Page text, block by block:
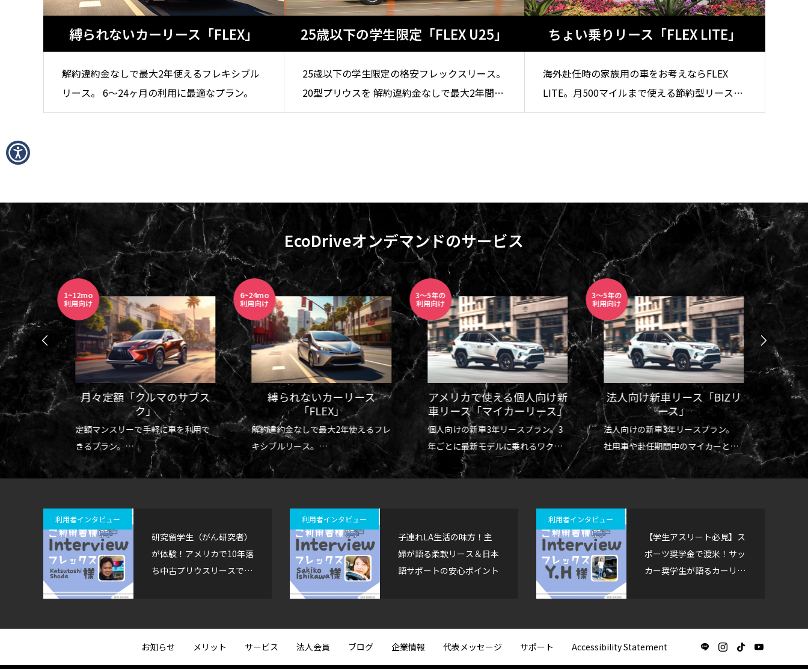
米国起業の失敗談｜プリウス30台の貸
し出しで5万ドル損失、得た3つの教訓
アメリカ起業の失敗談｜在庫70台を救
うはずだった車の貸し出しの誤算
アメリカで起業するとき借金は必要？
SBA融資と良い借入の判断基準
中古プリウスは何万キロまで大丈夫？
30万マイル・48万km走った実例と寿命
の考え方
日清カップヌードルはなぜ世界で売れる
のか｜アラスカで見た日清食品の世界展
開のすごさ
2026.06.30
アラスカのオーロラツアー体験記: −15℃
の雪山で食べた日本食 日清カップヌー
ドルに感動した理由
2026.06.20
アメリカの寿司ビジネス最前線｜高級寿
司と回転寿司の間を取る？寿司ロボット
×急速冷凍で”安くてうまい寿司屋”へ
2026.02.28
海外から見る東京の魅力と日本人の国民
性: 清潔・安全・利便性の理由
2026.01.30
ソルバング（Solvang）観光｜アンデル
セン博物館の見どころとは？
2026.07.28
【Oceanside観光】オーシャンサイド
Harbor Fish and Chipsへ｜港で食べる
王道フィッシュ＆チップス
2026.07.20
【サンディエゴ観光】バルボアパーク
(Balboa Park)完全ガイド｜見どころ・
博物館・日本庭園・モデルコース
2026.07.12
サンタモニカ観光モデルコース｜朝は
Espresso Cieloから ラテ・朝食・ビー
チ＆ピア散歩ガイド
2026.07.04
縛られないカーリース「FLEX」
解約違約金なしで最大2年使えるフレキシブル
リース。 6～24ヶ月の利用に最適なプラン。
25歳以下の学生限定「FLEX U25」
25歳以下の学生限定の格安フレックスリース。
20型プリウスを 解約違約金なしで最大2年間利
用可能です。
ちょい乗りリース「FLEX LITE」
海外赴任時の家族用の車をお考えならFLEX
LITE。月500マイルまで使える節約型リース。
日常のお買い物や子供の送迎、近距離の通勤に
EcoDriveオンデマンドのサービス
ー
1~12mo
利用向け
月々定額「クルマのサブス
ク」
定額マンスリーで手軽に車を利用で
きるプラン。
短期留学、短期駐在、出張などに最
適！
6~24mo
利用向け
縛られないカーリース
「FLEX」
解約違約金なしで最大2年使えるフレ
キシブルリース。
6～24ヶ月の利用に最適なプラン。
3～5年の
利用向け
アメリカで使える個人向け新
車リース「マイカーリース」
個人向けの新車3年リースプラン。3
年ごとに最新モデルに乗れるワクワ
クと安心感。
3～5年の
利用向け
法人向け新車リース「BIZリ
ース」
法人向けの新車3年リースプラン。
社用車や赴任期間中のマイカーとし
ても最適。
自動運転
レンタル
FSD（
体験レ
利用者インタビュー
研究留学生（がん研究者）
が体験！アメリカで10年落
ち中古プリウスリースでも
利用者インタビュー
子連れLA生活の味方！主
婦が語る柔軟リース＆日本
語サポートの安心ポイント
利用者インタビュー
【学生アスリート必見】ス
ポーツ奨学金で渡米！サッ
カー奨学生が語るカーリー
お知らせ メリット サービス 法人会員 ブログ 企業情報 代表メッセージ サポート Accessibility Statement